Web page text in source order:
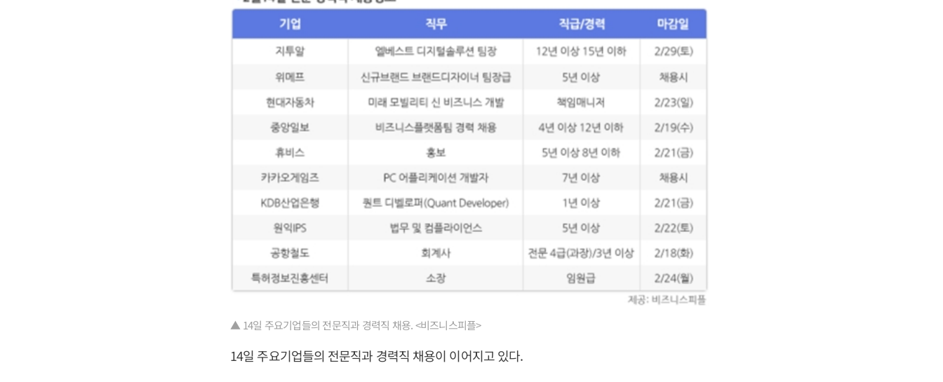
▲ 14일 주요기업들의 전문직과 경력직 채용. <비즈니스피플>
14일 주요기업들의 전문직과 경력직 채용이 이어지고 있다.